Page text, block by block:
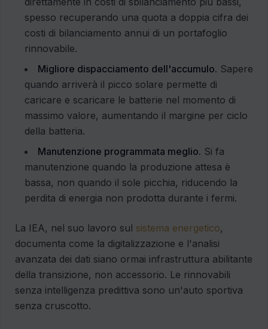
spesso recuperando una quota a doppia cifra dei
costi di bilanciamento annui di un portafoglio
rinnovabile.
Migliore dispacciamento dell'accumulo. Sapere
quando arriverà il picco solare permette di
caricare e scaricare le batterie nel momento di
massimo valore, aumentando il margine per ciclo
della batteria.
Manutenzione programmata meglio. Si fa
manutenzione quando la produzione attesa è
bassa, non quando il sole picchia, riducendo la
perdita di energia non prodotta durante i fermi.
La IEA, nel suo lavoro sul sistema energetico,
documenta come la digitalizzazione e l'analisi
avanzata dei dati siano ormai infrastruttura abilitante
della transizione, non accessorio. Le rinnovabili
senza intelligenza predittiva sono un'auto sportiva
senza cruscotto.